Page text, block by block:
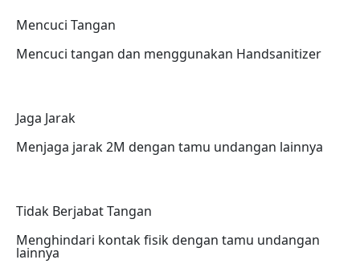
Mencuci Tangan
Mencuci tangan dan menggunakan Handsanitizer
Jaga Jarak
Menjaga jarak 2M dengan tamu undangan lainnya
Tidak Berjabat Tangan
Menghindari kontak fisik dengan tamu undangan
lainnya